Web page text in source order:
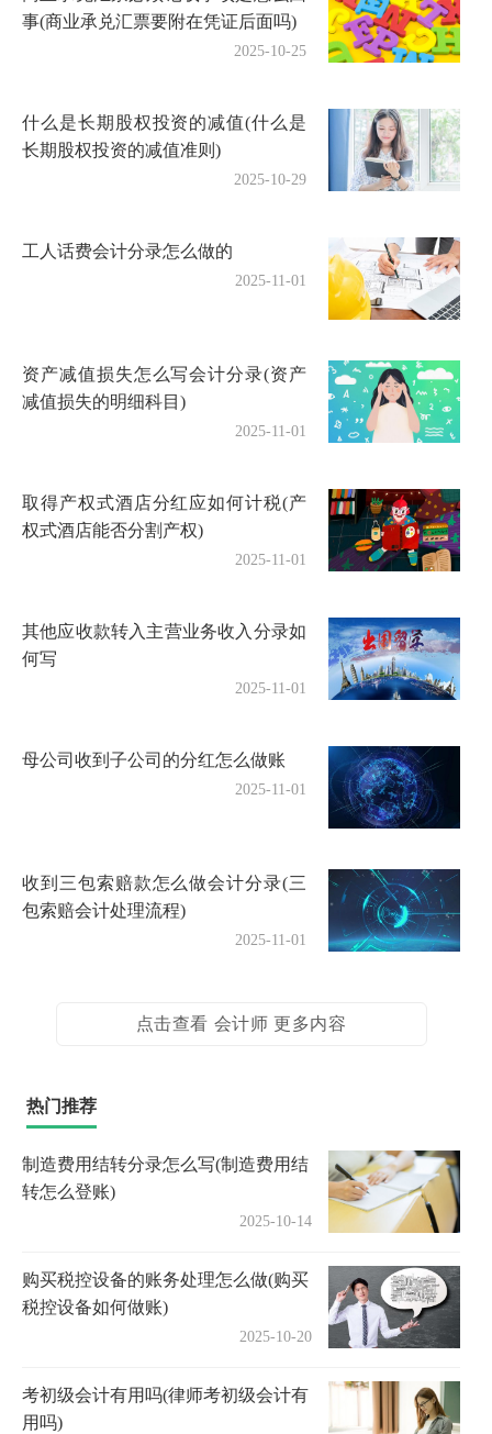
事(商业承兑汇票要附在凭证后面吗)
2025-10-25
什么是长期股权投资的减值(什么是
长期股权投资的减值准则)
2025-10-29
工人话费会计分录怎么做的
2025-11-01
资产减值损失怎么写会计分录(资产
减值损失的明细科目)
2025-11-01
取得产权式酒店分红应如何计税(产
权式酒店能否分割产权)
2025-11-01
其他应收款转入主营业务收入分录如
何写
2025-11-01
母公司收到子公司的分红怎么做账
2025-11-01
收到三包索赔款怎么做会计分录(三
包索赔会计处理流程)
2025-11-01
点击查看 会计师 更多内容
热门推荐
制造费用结转分录怎么写(制造费用结
转怎么登账)
2025-10-14
购买税控设备的账务处理怎么做(购买
税控设备如何做账)
2025-10-20
考初级会计有用吗(律师考初级会计有
用吗)